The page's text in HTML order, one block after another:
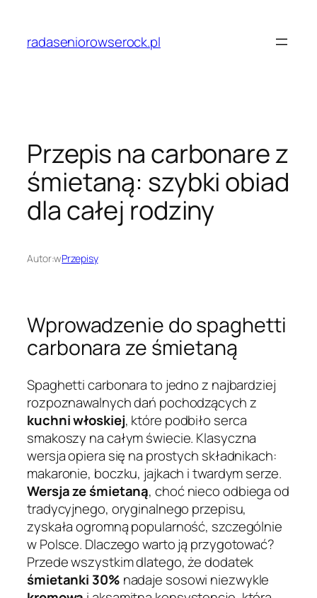
treściradaseniorowserock.pl
Przepis na carbonare z
śmietaną: szybki obiad
dla całej rodziny
Autor:wPrzepisy
Wprowadzenie do spaghetti
carbonara ze śmietaną
Spaghetti carbonara to jedno z najbardziej
rozpoznawalnych dań pochodzących z
kuchni włoskiej, które podbiło serca
smakoszy na całym świecie. Klasyczna
wersja opiera się na prostych składnikach:
makaronie, boczku, jajkach i twardym serze.
Wersja ze śmietaną, choć nieco odbiega od
tradycyjnego, oryginalnego przepisu,
zyskała ogromną popularność, szczególnie
w Polsce. Dlaczego warto ją przygotować?
Przede wszystkim dlatego, że dodatek
śmietanki 30% nadaje sosowi niezwykle